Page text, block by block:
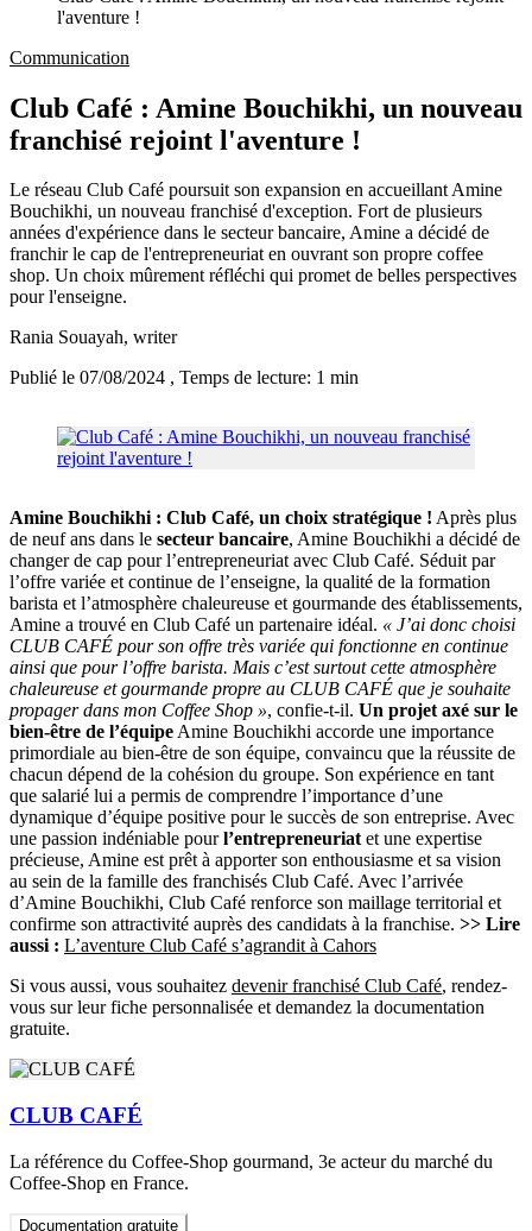
l'aventure !
Communication
Club Café : Amine Bouchikhi, un nouveau
franchisé rejoint l'aventure !
Le réseau Club Café poursuit son expansion en accueillant Amine
Bouchikhi, un nouveau franchisé d'exception. Fort de plusieurs
années d'expérience dans le secteur bancaire, Amine a décidé de
franchir le cap de l'entrepreneuriat en ouvrant son propre coffee
shop. Un choix mûrement réfléchi qui promet de belles perspectives
pour l'enseigne.
Rania Souayah, writer
Publié le 07/08/2024 , Temps de lecture: 1 min
Amine Bouchikhi : Club Café, un choix stratégique ! Après plus
de neuf ans dans le secteur bancaire, Amine Bouchikhi a décidé de
changer de cap pour l’entrepreneuriat avec Club Café. Séduit par
l’offre variée et continue de l’enseigne, la qualité de la formation
barista et l’atmosphère chaleureuse et gourmande des établissements,
Amine a trouvé en Club Café un partenaire idéal. « J’ai donc choisi
CLUB CAFÉ pour son offre très variée qui fonctionne en continue
ainsi que pour l’offre barista. Mais c’est surtout cette atmosphère
chaleureuse et gourmande propre au CLUB CAFÉ que je souhaite
propager dans mon Coffee Shop », confie-t-il. Un projet axé sur le
bien-être de l’équipeAmine Bouchikhi accorde une importance
primordiale au bien-être de son équipe, convaincu que la réussite de
chacun dépend de la cohésion du groupe. Son expérience en tant
que salarié lui a permis de comprendre l’importance d’une
dynamique d’équipe positive pour le succès de son entreprise. Avec
une passion indéniable pourl’entrepreneuriatet une expertise
précieuse, Amine est prêt à apporter son enthousiasme et sa vision
au sein de la famille des franchisés Club Café. Avec l’arrivée
d’Amine Bouchikhi, Club Café renforce son maillage territorial et
confirme son attractivité auprès des candidats à la franchise. >> Lire
aussi : L’aventure Club Café s’agrandit à Cahors
Si vous aussi, vous souhaitez devenir franchisé Club Café, rendez-
vous sur leur fiche personnalisée et demandez la documentation
gratuite.
CLUB CAFÉ
La référence du Coffee-Shop gourmand, 3e acteur du marché du
Coffee-Shop en France.
Documentation gratuite